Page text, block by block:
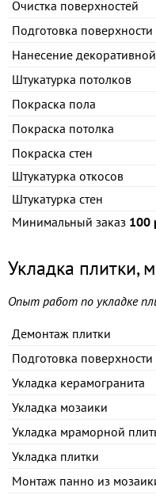
Очистка поверхностей
Подготовка поверхности
Нанесение
Штукатурка потолков
Покраска пола
Покраска потолка
Покраска стен
Штукатурка откосов
Штукатурка стен
Минимальный заказ 100
Укладка плитки,
Опыт работ по укладке
Демонтаж плитки
Подготовка поверхности
Укладка керамогранита
Укладка мозаики
Укладка мраморной
Укладка плитки
Монтаж панно из